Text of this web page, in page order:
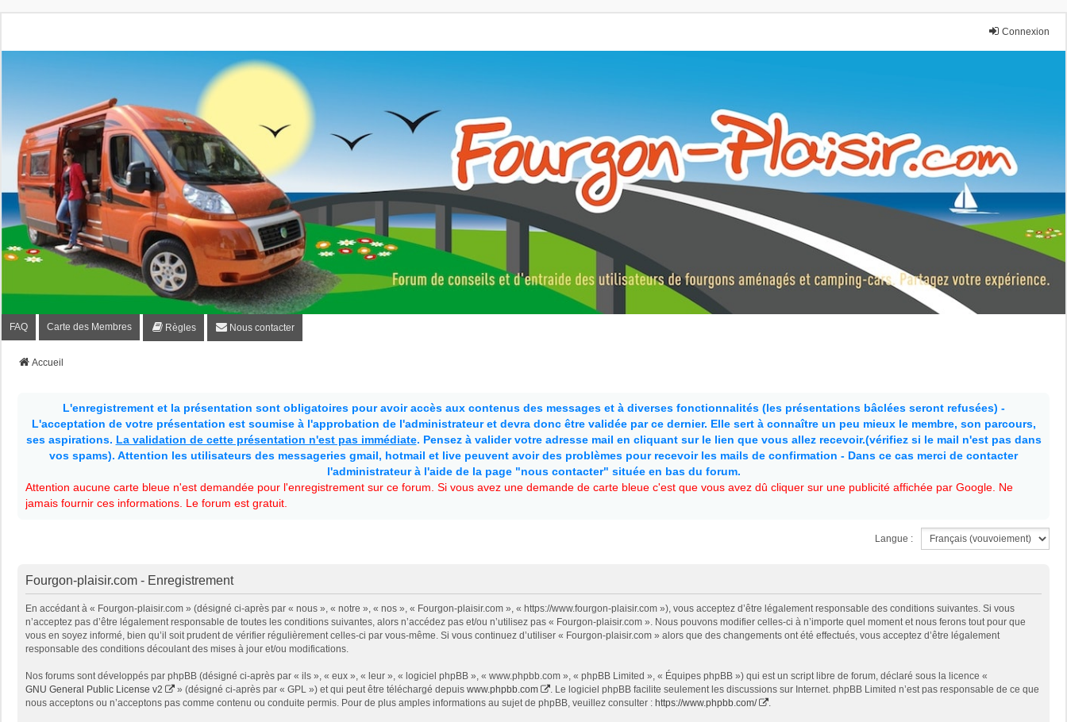
Connexion
Fourgon-plaisir.com
Forum de conseils et d'entraide des utilisateurs de fourgons, fourgons aménagés, vans et de camping-car. Partagez votre expérience.
FAQ Carte des Membres Règles Nous contacter
Accueil
L'enregistrement et la présentation sont obligatoires pour avoir accès aux contenus des messages et à diverses fonctionnalités (les présentations bâclées seront refusées) -
L'acceptation de votre présentation est soumise à l'approbation de l'administrateur et devra donc être validée par ce dernier. Elle sert à connaître un peu mieux le membre, son parcours,
ses aspirations. La validation de cette présentation n'est pas immédiate. Pensez à valider votre adresse mail en cliquant sur le lien que vous allez recevoir.(vérifiez si le mail n'est pas dans
vos spams). Attention les utilisateurs des messageries gmail, hotmail et live peuvent avoir des problèmes pour recevoir les mails de confirmation - Dans ce cas merci de contacter
l'administrateur à l'aide de la page "nous contacter" située en bas du forum.
Attention aucune carte bleue n'est demandée pour l'enregistrement sur ce forum. Si vous avez une demande de carte bleue c'est que vous avez dû cliquer sur une publicité affichée par Google. Ne
jamais fournir ces informations. Le forum est gratuit.
Langue :
Fourgon-plaisir.com - Enregistrement
En accédant à « Fourgon-plaisir.com » (désigné ci-après par « nous », « notre », « nos », « Fourgon-plaisir.com », « https://www.fourgon-plaisir.com »), vous acceptez d’être légalement responsable des conditions suivantes. Si vous
n’acceptez pas d’être légalement responsable de toutes les conditions suivantes, alors n’accédez pas et/ou n’utilisez pas « Fourgon-plaisir.com ». Nous pouvons modifier celles-ci à n’importe quel moment et nous ferons tout pour que
vous en soyez informé, bien qu’il soit prudent de vérifier régulièrement celles-ci par vous-même. Si vous continuez d’utiliser « Fourgon-plaisir.com » alors que des changements ont été effectués, vous acceptez d’être légalement
responsable des conditions découlant des mises à jour et/ou modifications.
Nos forums sont développés par phpBB (désigné ci-après par « ils », « eux », « leur », « logiciel phpBB », « www.phpbb.com », « phpBB Limited », « Équipes phpBB ») qui est un script libre de forum, déclaré sous la licence «
GNU General Public License v2
» (désigné ci-après par « GPL ») et qui peut être téléchargé depuis www.phpbb.com
. Le logiciel phpBB facilite seulement les discussions sur Internet. phpBB Limited n’est pas responsable de ce que
nous acceptons ou n’acceptons pas comme contenu ou conduite permis. Pour de plus amples informations au sujet de phpBB, veuillez consulter : https://www.phpbb.com/ .